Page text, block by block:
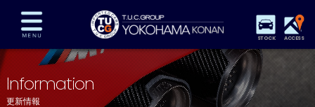
STOCK ACCESS
在庫車両情報 保証&サービス パーツリスト
TUCとは？ 店舗情報 アクセスマップ
Information
更新情報